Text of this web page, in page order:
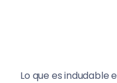
Lo que es